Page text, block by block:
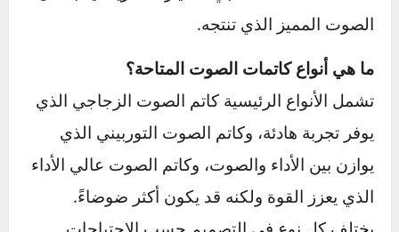
التحكم في تدفق العادم، مما يخفف الضغط على
المحرك ويزيد من كفاءة استهلاك الوقود.
ما هي علامات تلف كاتم الصوت؟
تشمل العلامات الشائعة لتلف كاتم الصوت ارتفاعًا
ملحوظًا في الصوت الصادر من العادم، انبعاث روائح
كريهة بسبب الغازات التي لا يتم تصريفها بشكل